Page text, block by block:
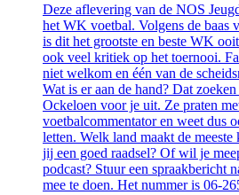
Deze aflevering van de NOS
het WK voetbal. Volgens de baas
is dit het grootste en beste WK
ook veel kritiek op het toernooi.
niet welkom en één van de
Wat is er aan de hand? Dat
Ockeloen voor je uit. Ze praten
voetbalcommentator en weet dus
letten. Welk land maakt de
jij een goed raadsel? Of wil je
podcast? Stuur een spraakbericht
mee te doen. Het nummer is 06-